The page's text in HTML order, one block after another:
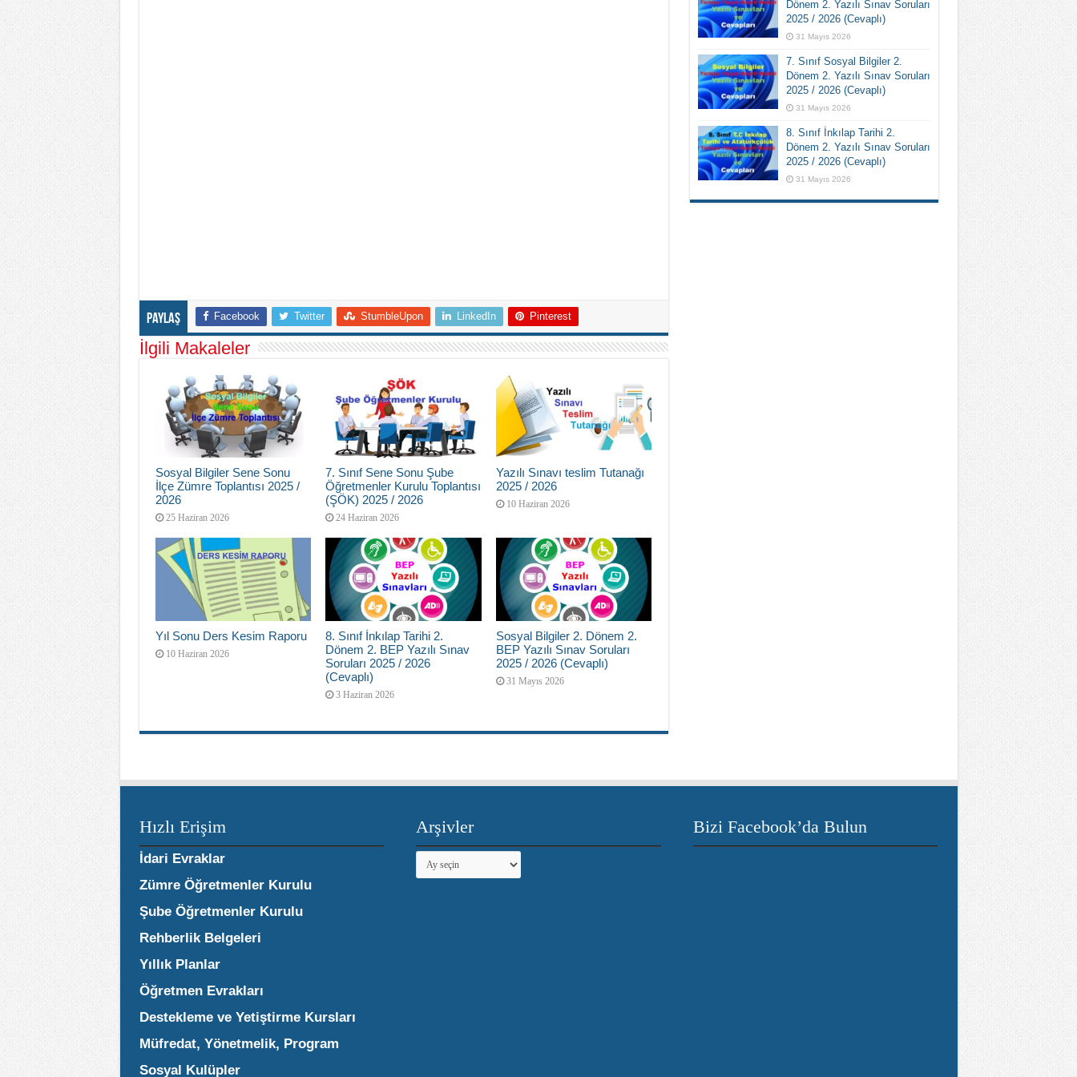
Paylaş Facebook Twitter StumbleUpon LinkedIn Pinterest
İlgili Makaleler
Sosyal Bilgiler Sene Sonu
İlçe Zümre Toplantısı 2025 /
2026
25 Haziran 2026
7. Sınıf Sene Sonu Şube
Öğretmenler Kurulu Toplantısı
(ŞÖK) 2025 / 2026
24 Haziran 2026
Yazılı Sınavı teslim Tutanağı
2025 / 2026
10 Haziran 2026
Yıl Sonu Ders Kesim Raporu
10 Haziran 2026
8. Sınıf İnkılap Tarihi 2.
Dönem 2. BEP Yazılı Sınav
Soruları 2025 / 2026
(Cevaplı)
3 Haziran 2026
Sosyal Bilgiler 2. Dönem 2.
BEP Yazılı Sınav Soruları
2025 / 2026 (Cevaplı)
31 Mayıs 2026
Dönem 2. Yazılı Sınav Soruları
2025 / 2026 (Cevaplı)
31 Mayıs 2026
7. Sınıf Sosyal Bilgiler 2.
Dönem 2. Yazılı Sınav Soruları
2025 / 2026 (Cevaplı)
31 Mayıs 2026
8. Sınıf İnkılap Tarihi 2.
Dönem 2. Yazılı Sınav Soruları
2025 / 2026 (Cevaplı)
31 Mayıs 2026
Hızlı Erişim
İdari Evraklar
Zümre Öğretmenler Kurulu
Şube Öğretmenler Kurulu
Rehberlik Belgeleri
Yıllık Planlar
Öğretmen Evrakları
Destekleme ve Yetiştirme Kursları
Müfredat, Yönetmelik, Program
Sosyal Kulüpler
Arşivler
Arşivler
Bizi Facebook’da Bulun